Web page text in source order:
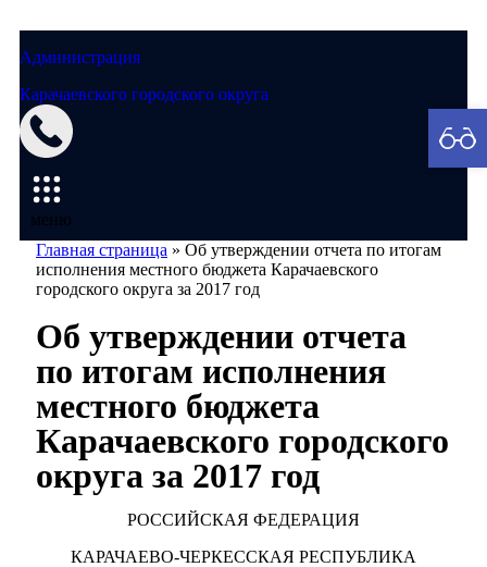
Администрация
Карачаевского городского округа
меню
Главная страница » Об утверждении отчета по итогам
исполнения местного бюджета Карачаевского
городского округа за 2017 год
Об утверждении отчета
по итогам исполнения
местного бюджета
Карачаевского городского
округа за 2017 год
РОССИЙСКАЯ ФЕДЕРАЦИЯ
КАРАЧАЕВО-ЧЕРКЕССКАЯ РЕСПУБЛИКА
Мэрия